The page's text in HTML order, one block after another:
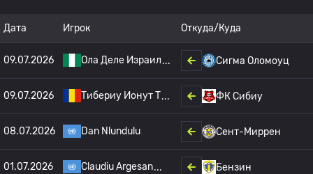
Дата Игрок Откуда/Куда
09.07.2026 Ола Деле Израил Сигма Оломоуц
09.07.2026 Тибериу Ионут Т ФК Сибиу
08.07.2026 Dan Nlundulu Сент-Миррен
01.07.2026 Claudiu Argesan Бензин